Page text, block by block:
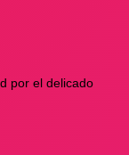
por el delicado